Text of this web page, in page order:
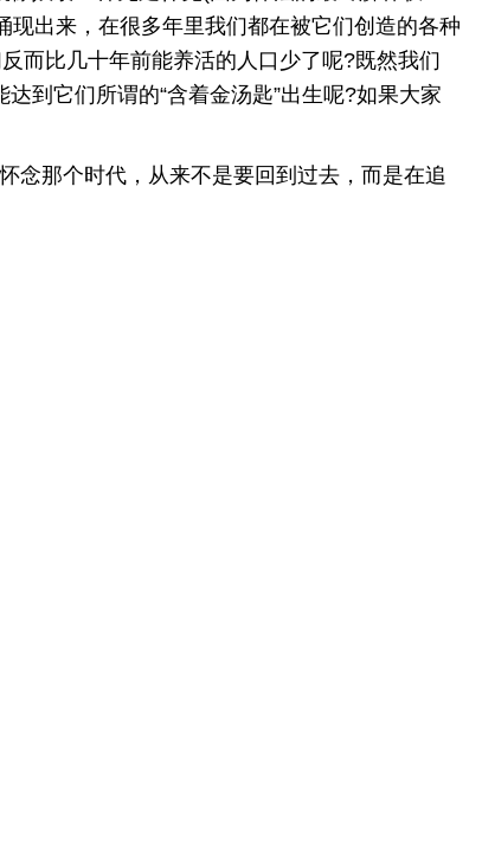
现出来，在很多年里我们都在被它们创造的各种
而比几十年前能养活的人口少了呢?既然我们
到它们所谓的“含着金汤匙”出生呢?如果大家
那个时代，从来不是要回到过去，而是在追